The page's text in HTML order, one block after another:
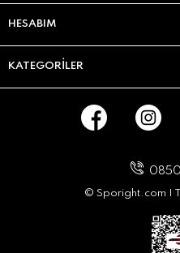
HESABIM
KATEGORILER
© Sporight.com I